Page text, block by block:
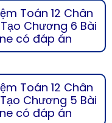
Toán 12 Chân
Chương 6 Bài
có đáp án
Toán 12 Chân
Chương 5 Bài
có đáp án